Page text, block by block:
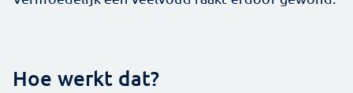
Hoe werkt dat?